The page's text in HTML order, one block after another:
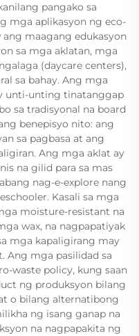
pangako sa
mga aplikasyon ng eco-
maagang edukasyon
sa mga aklatan, mga
(daycare centers),
sa bahay. Ang mga
unti-unting tinatanggap
sa tradisyonal na board
benepisyo nito: ang
sa pagbasa at ang
Ang mga aklat ay
na gilid para sa mas
nag-e-explore nang
Kasali sa mga
moisture-resistant na
wax, na nagpapatiyak
mga kapaligirang may
Ang mga pasilidad sa
waste policy, kung saan
ng produksyon bilang
o bilang alternatibong
ng isang ganap na
na nagpapakita ng